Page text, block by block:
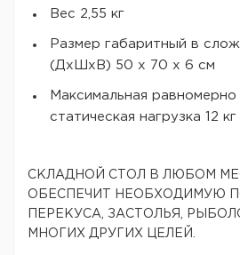
Вес 2,55 кг
Размер габаритный в
(ДхШхВ) 50 х 70 х 6 см
Максимальная
статическая нагрузка 12 кг
СКЛАДНОЙ СТОЛ В ЛЮБОМ
ОБЕСПЕЧИТ НЕОБХОДИМУЮ
ПЕРЕКУСА, ЗАСТОЛЬЯ,
МНОГИХ ДРУГИХ ЦЕЛЕЙ.